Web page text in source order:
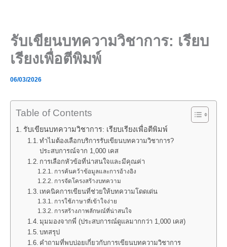
รับเขียนบทความวิชาการ: เรียบ
เรียงเพื่อตีพิมพ์
06/03/2026
Table of Contents
รับเขียนบทความวิชาการ: เรียบเรียงเพื่อตีพิมพ์
ทำไมต้องเลือกบริการรับเขียนบทความวิชาการ?
ประสบการณ์จาก 1,000 เคส
การเลือกหัวข้อที่น่าสนใจและมีคุณค่า
การค้นคว้าข้อมูลและการอ้างอิง
การจัดโครงสร้างบทความ
เทคนิคการเขียนที่ช่วยให้บทความโดดเด่น
การใช้ภาษาที่เข้าใจง่าย
การสร้างภาพลักษณ์ที่น่าสนใจ
มุมมองจากพี่ (ประสบการณ์ดูแลมากกว่า 1,000 เคส)
บทสรุป
คำถามที่พบบ่อยเกี่ยวกับการเขียนบทความวิชาการ